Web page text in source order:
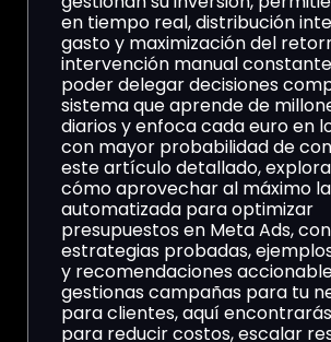
en tiempo real, distribución
gasto y maximización del
intervención manual
poder delegar decisiones
sistema que aprende de
diarios y enfoca cada euro en
con mayor probabilidad de
este artículo detallado,
cómo aprovechar al máximo
automatizada para optimizar
presupuestos en Meta Ads, con
estrategias probadas,
y recomendaciones
gestionas campañas para tu
para clientes, aquí
para reducir costos, escalar